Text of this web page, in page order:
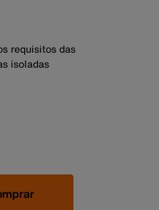
requisitos das
isoladas